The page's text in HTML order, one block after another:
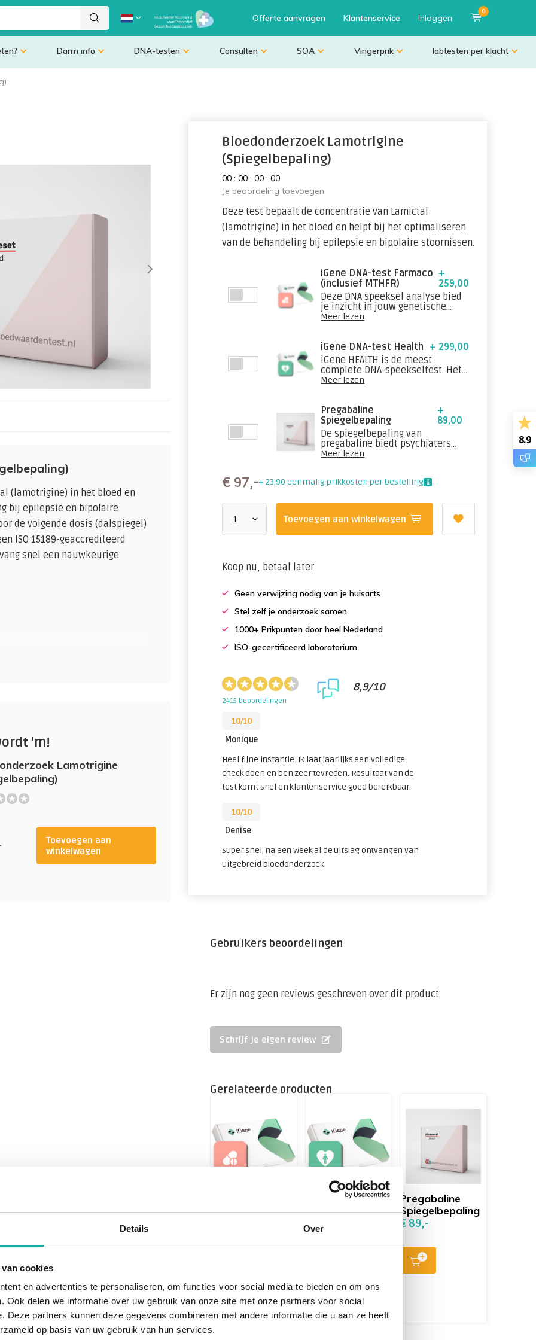
Details Over
cookies
en advertenties te personaliseren, om functies voor social media te bieden en om ons
Ook delen we informatie over uw gebruik van onze site met onze partners voor social
Deze partners kunnen deze gegevens combineren met andere informatie die u aan ze heeft
op basis van uw gebruik van hun services.
Offerte aanvragen Klantenservice Inloggen
0
Darm info DNA-testen Consulten SOA Vingerprik labtesten per klacht
Bloedonderzoek Lamotrigine
(Spiegelbepaling)
00 :00 :00 :00
Je beoordeling toevoegen
Deze test bepaalt de concentratie van Lamictal
(lamotrigine) in het bloed en helpt bij het optimaliseren
van de behandeling bij epilepsie en bipolaire stoornissen.
iGene DNA-test Farmaco
(inclusief MTHFR)
+
259,00
Deze DNA speeksel analyse bied
je inzicht in jouw genetische
aanleg voor medicijnen ook wel
Meer lezen
iGene DNA-test Health + 299,00
iGene HEALTH is de meest
complete DNA-speekseltest. Het
geeft informatie over alle
Meer lezen
Pregabaline
Spiegelbepaling
+
89,00
De spiegelbepaling van
pregabaline biedt psychiaters
een hulpmiddel om de
therapietrouw te bevorderen voor
zoals epilepsie, neuropathische
pijn, en angststoornissen
Meer lezen
€ 97,-+ 23,90 eenmalig prikkosten per bestelling
Toevoegen aan winkelwagen
Koop nu, betaal later
Geen verwijzing nodig van je huisarts
Stel zelf je onderzoek samen
1000+ Prikpunten door heel Nederland
ISO-gecertificeerd laboratorium
2415 beoordelingen
8,9/10
10/10
Monique
Heel fijne instantie. Ik laat jaarlijks een volledige
check doen en ben zeer tevreden. Resultaat van de
test komt snel en klantenservice goed bereikbaar.
10/10
Denise
Super snel, na een week al de uitslag ontvangen van
uitgebreid bloedonderzoek
(lamotrigine) in het bloed en
bij epilepsie en bipolaire
de volgende dosis (dalspiegel)
ISO 15189-geaccrediteerd
snel een nauwkeurige
een geneesmiddel dat
opnieuw innemen van de
'm!
Lamotrigine
Toevoegen aan
winkelwagen
Gebruikers beoordelingen
Er zijn nog geen reviews geschreven over dit product.
Schrijf je eigen review
Gerelateerde producten
Farmaco
€ 259,-
iGene DNA-test
Health
€ 339,-
Pregabaline
Spiegelbepaling
€ 89,-
8.9